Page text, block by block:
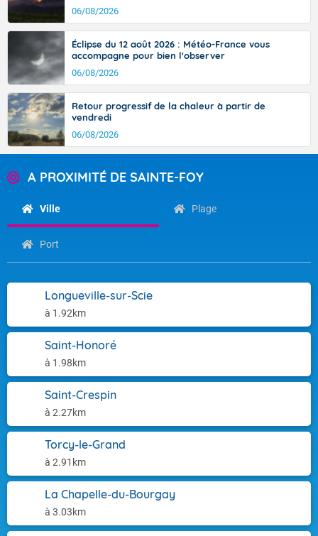
06/08/2026
Éclipse du 12 août 2026 : Météo-France vous
accompagne pour bien l'observer
06/08/2026
Retour progressif de la chaleur à partir de
vendredi
06/08/2026
A PROXIMITÉ DE SAINTE-FOY
Ville Plage
Port
Longueville-sur-Scie
à 1.92km
Saint-Honoré
à 1.98km
Saint-Crespin
à 2.27km
Torcy-le-Grand
à 2.91km
La Chapelle-du-Bourgay
à 3.03km